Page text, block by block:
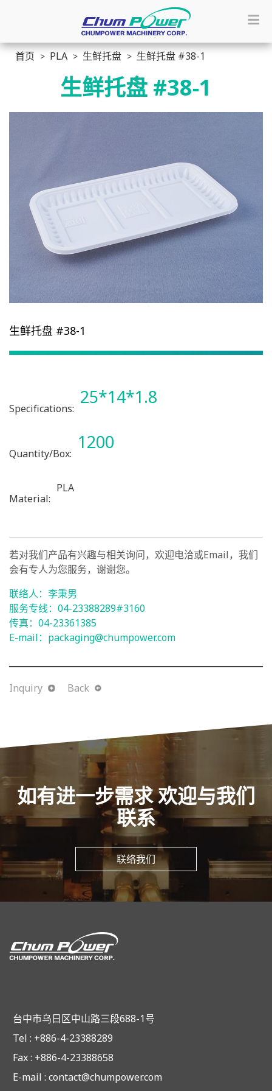
首页 PLA 生鲜托盘 生鲜托盘 #38-1
生鲜托盘 #38-1
生鲜托盘 #38-1
Specifications:
25*14*1.8
Quantity/Box:
1200
Material:
PLA
若对我们产品有兴趣与相关询问，欢迎电洽或Email，我们
会有专人为您服务，谢谢您。
联络人：李秉男
服务专线：04-23388289#3160
传真：04-23361385
E-mail： packaging@chumpower.com
Inquiry Back
如有进一步需求 欢迎与我们
联系
联络我们
台中市乌日区中山路三段688-1号
Tel : +886-4-23388289
Fax : +886-4-23388658
E-mail : contact@chumpower.com